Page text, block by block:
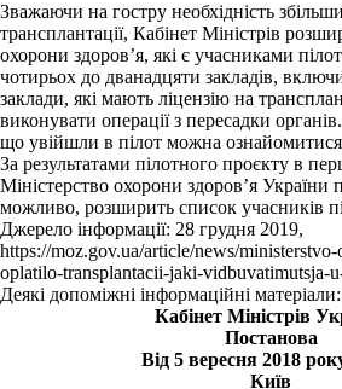
Зважаючи на гостру необхідність
трансплантації, Кабінет Міністрів
охорони здоров’я, які є учасниками
чотирьох до дванадцяти закладів,
заклади, які мають ліцензію на
виконувати операції з пересадки
що увійшли в пілот можна ознайомитися
За результатами пілотного проєкту в
Міністерство охорони здоров’я України
можливо, розширить список учасників
Джерело інформації: 28 грудня 2019,
https://moz.gov.ua/article/news/
oplatilo-transplantacii-jaki-vidbuvatimutsja-
Деякі допоміжні інформаційні матеріали:
Кабінет Міністрів
Постанова
Від 5 вересня 2018
Київ